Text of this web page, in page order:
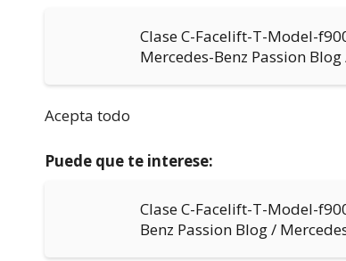
Clase C-Facelift-T-Model-
Mercedes-Benz Passion
Acepta todo
Puede que te interese:
Clase C-Facelift-T-Model-
Benz Passion Blog /